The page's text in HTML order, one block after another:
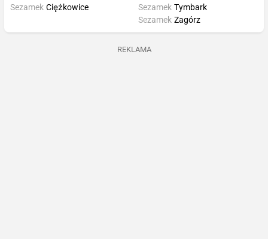
Sezamek Ciężkowice
Sezamek Tymbark
Sezamek Zagórz
REKLAMA